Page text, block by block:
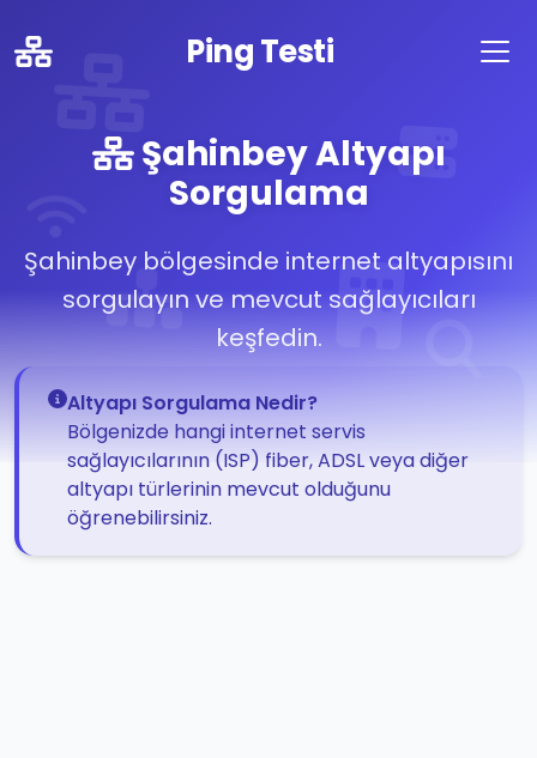
Ping Testi
Şahinbey Altyapı
Sorgulama
Şahinbey bölgesinde internet altyapısını
sorgulayın ve mevcut sağlayıcıları
keşfedin.
Altyapı Sorgulama Nedir?
Bölgenizde hangi internet servis
sağlayıcılarının (ISP) fiber, ADSL veya diğer
altyapı türlerinin mevcut olduğunu
öğrenebilirsiniz.